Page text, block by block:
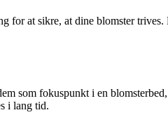
at sikre, at dine blomster
som fokuspunkt i en
i lang tid.